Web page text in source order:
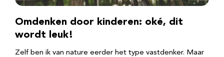
Omdenken door kinderen: oké, dit
wordt leuk!
Zelf ben ik van nature eerder het type vastdenker. Maar